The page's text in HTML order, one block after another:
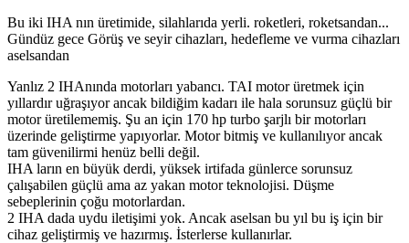
Bu iki IHA nın üretimide, silahlarıda yerli. roketleri, roketsandan...
Gündüz gece Görüş ve seyir cihazları, hedefleme ve vurma cihazları
aselsandan
Yanlız 2 IHAnında motorları yabancı. TAI motor üretmek için
yıllardır uğraşıyor ancak bildiğim kadarı ile hala sorunsuz güçlü bir
motor üretilememiş. Şu an için 170 hp turbo şarjlı bir motorları
üzerinde geliştirme yapıyorlar. Motor bitmiş ve kullanılıyor ancak
tam güvenilirmi henüz belli değil.
IHA ların en büyük derdi, yüksek irtifada günlerce sorunsuz
çalışabilen güçlü ama az yakan motor teknolojisi. Düşme
sebeplerinin çoğu motorlardan.
2 IHA dada uydu iletişimi yok. Ancak aselsan bu yıl bu iş için bir
cihaz geliştirmiş ve hazırmış. İsterlerse kullanırlar.